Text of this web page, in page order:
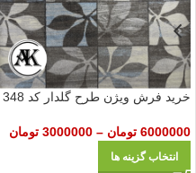
خرید فرش ویژن طرح گلدار کد 348
6000000 تومان –
3000000 تومان
انتخاب گزینه ها